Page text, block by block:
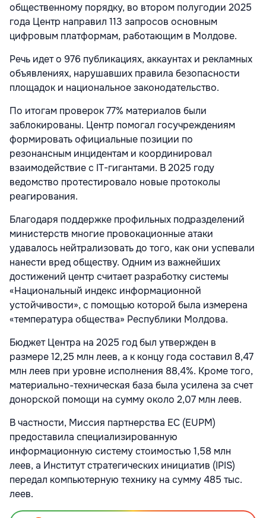
общественному порядку, во втором полугодии 2025
года Центр направил 113 запросов основным
цифровым платформам, работающим в Молдове.
Речь идет о 976 публикациях, аккаунтах и рекламных
объявлениях, нарушавших правила безопасности
площадок и национальное законодательство.
По итогам проверок 77% материалов были
заблокированы. Центр помогал госучреждениям
формировать официальные позиции по
резонансным инцидентам и координировал
взаимодействие с IT-гигантами. В 2025 году
ведомство протестировало новые протоколы
реагирования.
Благодаря поддержке профильных подразделений
министерств многие провокационные атаки
удавалось нейтрализовать до того, как они успевали
нанести вред обществу. Одним из важнейших
достижений центр считает разработку системы
«Национальный индекс информационной
устойчивости», с помощью которой была измерена
«температура общества» Республики Молдова.
Бюджет Центра на 2025 год был утвержден в
размере 12,25 млн леев, а к концу года составил 8,47
млн леев при уровне исполнения 88,4%. Кроме того,
материально-техническая база была усилена за счет
донорской помощи на сумму около 2,07 млн леев.
В частности, Миссия партнерства ЕС (EUPM)
предоставила специализированную
информационную систему стоимостью 1,58 млн
леев, а Институт стратегических инициатив (IPIS)
передал компьютерную технику на сумму 485 тыс.
леев.